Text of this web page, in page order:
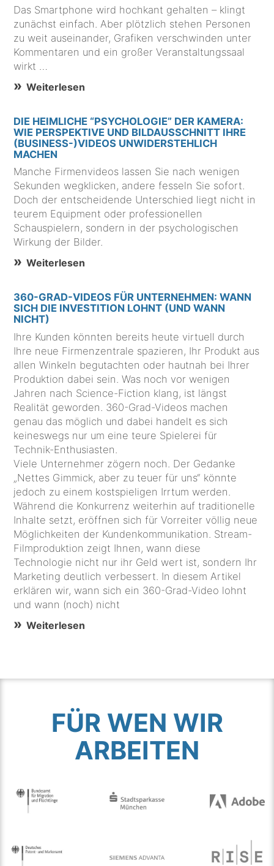
Das Smartphone wird hochkant gehalten – klingt
zunächst einfach. Aber plötzlich stehen Personen
zu weit auseinander, Grafiken verschwinden unter
Kommentaren und ein großer Veranstaltungssaal
wirkt …
Weiterlesen
DIE HEIMLICHE “PSYCHOLOGIE” DER KAMERA:
WIE PERSPEKTIVE UND BILDAUSSCHNITT IHRE
(BUSINESS-)VIDEOS UNWIDERSTEHLICH
MACHEN
Manche Firmenvideos lassen Sie nach wenigen
Sekunden wegklicken, andere fesseln Sie sofort.
Doch der entscheidende Unterschied liegt nicht in
teurem Equipment oder professionellen
Schauspielern, sondern in der psychologischen
Wirkung der Bilder.
Weiterlesen
360-GRAD-VIDEOS FÜR UNTERNEHMEN: WANN
SICH DIE INVESTITION LOHNT (UND WANN
NICHT)
Ihre Kunden könnten bereits heute virtuell durch
Ihre neue Firmenzentrale spazieren, Ihr Produkt aus
allen Winkeln begutachten oder hautnah bei Ihrer
Produktion dabei sein. Was noch vor wenigen
Jahren nach Science-Fiction klang, ist längst
Realität geworden. 360-Grad-Videos machen
genau das möglich und dabei handelt es sich
keineswegs nur um eine teure Spielerei für
Technik-Enthusiasten.
Viele Unternehmer zögern noch. Der Gedanke
„Nettes Gimmick, aber zu teuer für uns“ könnte
jedoch zu einem kostspieligen Irrtum werden.
Während die Konkurrenz weiterhin auf traditionelle
Inhalte setzt, eröffnen sich für Vorreiter völlig neue
Möglichkeiten der Kundenkommunikation. Stream-
Filmproduktion zeigt Ihnen, wann diese
Technologie nicht nur ihr Geld wert ist, sondern Ihr
Marketing deutlich verbessert. In diesem Artikel
erklären wir, wann sich ein 360-Grad-Video lohnt
und wann (noch) nicht
Weiterlesen
FÜR WEN WIR
ARBEITEN